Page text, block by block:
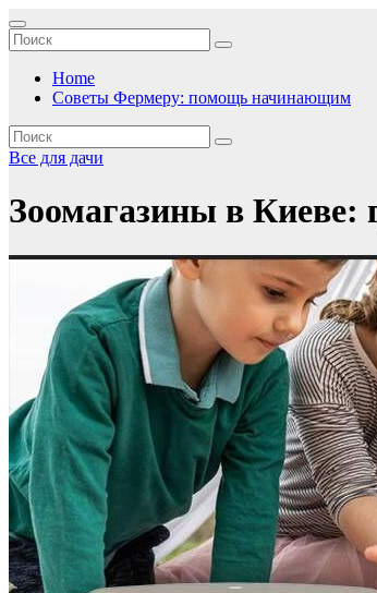
Перейти
к
содержимому
Home
Советы Фермеру: помощь начинающим
Все для дачи
Зоомагазины в Киеве: